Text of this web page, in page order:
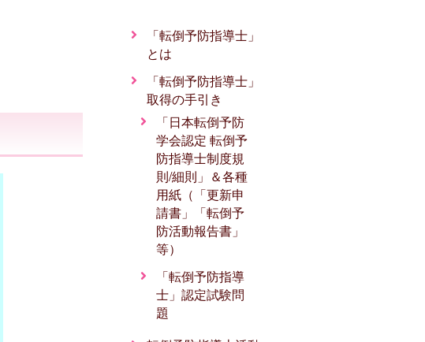
「転倒予防指導士」
とは
「転倒予防指導士」
取得の手引き
「日本転倒予防
学会認定 転倒予
防指導士制度規
則/細則」＆各種
用紙（「更新申
請書」「転倒予
防活動報告書」
等）
「転倒予防指導
士」認定試験問
題